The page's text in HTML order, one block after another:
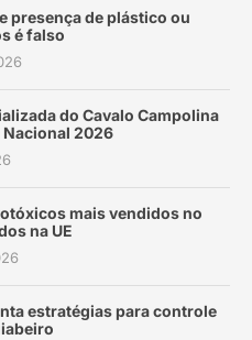
presença de plástico ou
é falso
do Cavalo Campolina
Nacional 2026
mais vendidos no
na UE
estratégias para controle